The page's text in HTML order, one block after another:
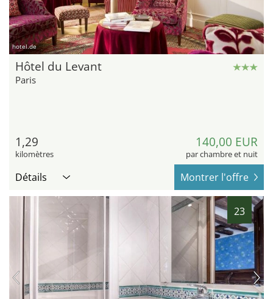
hotel.de
Hôtel du Levant
Paris
1,29
kilomètres
140,00 EUR
par chambre et nuit
Détails Montrer l'offre
23